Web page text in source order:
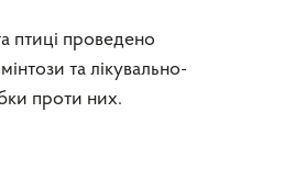
птиці проведено
та лікувально-
проти них.